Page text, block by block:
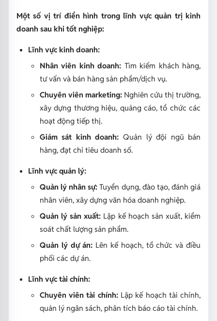
Một số vị trí điển hình trong lĩnh vực quản trị kinh
doanh sau khi tốt nghiệp:
Lĩnh vực kinh doanh:
Nhân viên kinh doanh: Tìm kiếm khách hàng,
tư vấn và bán hàng sản phẩm/dịch vụ.
Chuyên viên marketing:Nghiên cứu thị trường,
xây dựng thương hiệu, quảng cáo, tổ chức các
hoạt động tiếp thị.
Giám sát kinh doanh: Quản lý đội ngũ bán
hàng, đạt chỉ tiêu doanh số.
Lĩnh vực quản lý:
Quản lý nhân sự: Tuyển dụng, đào tạo, đánh giá
nhân viên, xây dựng văn hóa doanh nghiệp.
Quản lý sản xuất: Lập kế hoạch sản xuất, kiểm
soát chất lượng sản phẩm.
Quản lý dự án: Lên kế hoạch, tổ chức và điều
phối các dự án.
Lĩnh vực tài chính:
Chuyên viên tài chính:Lập kế hoạch tài chính,
quản lý ngân sách, phân tích báo cáo tài chính.